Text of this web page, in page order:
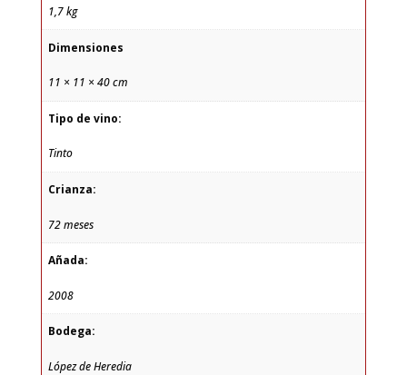
1,7 kg
Dimensiones
11 × 11 × 40 cm
Tipo de vino:
Tinto
Crianza:
72 meses
Añada:
2008
Bodega:
López de Heredia